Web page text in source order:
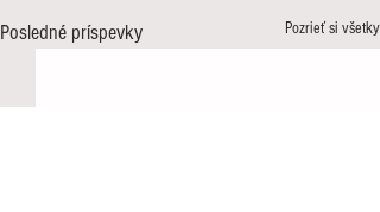
Posledné príspevky Pozrieť si všetky